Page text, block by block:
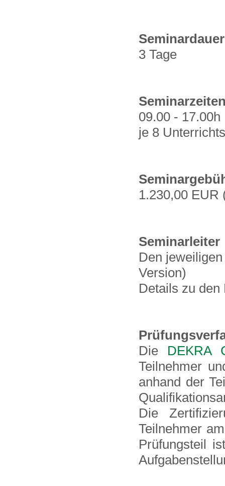
Seminardauer
3 Tage
09.00 - 17.00h
je 8
1.230,00 EUR
Seminarleiter
Den
Version)
Details zu
Die DEKRA
Teilnehmer
anhand der
Die
Teilnehmer
Prüfungsteil